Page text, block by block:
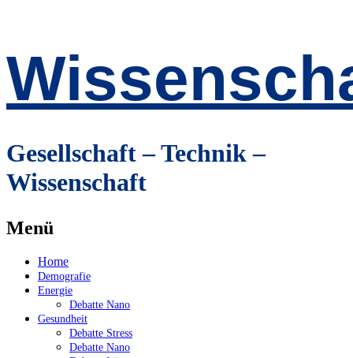
Gesellschaft – Technik –
Wissenschaft
Menü
Zum
Inhalt
springen
Home
Demografie
Energie
Debatte Nano
Gesundheit
Debatte Stress
Debatte Nano